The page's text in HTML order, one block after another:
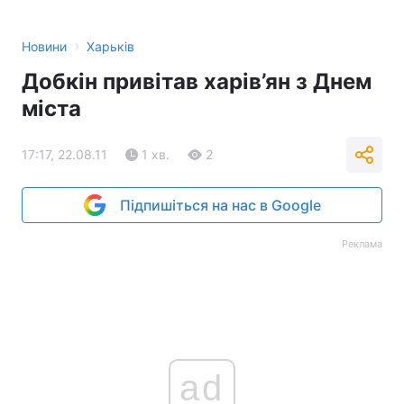
Новини › Харьків
Добкін привітав харів’ян з Днем
міста
17:17, 22.08.11 1 хв. 2
Підпишіться на нас в Google
Реклама
ad